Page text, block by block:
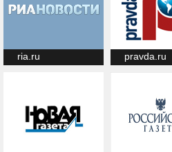
ria.ru pravda.ru